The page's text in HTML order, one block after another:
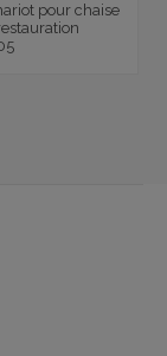
pour chaise